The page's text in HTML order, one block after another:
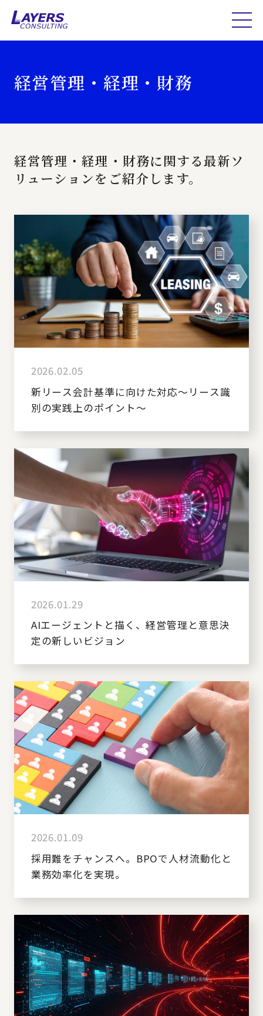
経営管理・経理・財務
経営管理・経理・財務に関する最新ソ
リューションをご紹介します。
2026.02.05
新リース会計基準に向けた対応～リース識
別の実践上のポイント～
2026.01.29
AIエージェントと描く、経営管理と意思決
定の新しいビジョン
2026.01.09
採用難をチャンスへ。BPOで人材流動化と
業務効率化を実現。